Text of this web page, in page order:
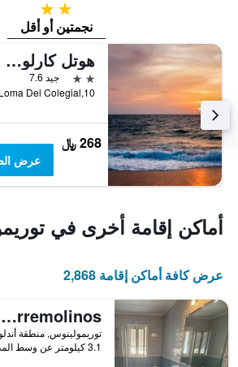
2 نجمتين
نجمتين أو أقل
هوتل كارلوس وان
2 نجمتين
جيد 7.6
268 ﷼
عرض
أماكن إقامة أخرى في
عرض كافة أماكن إقامة 2,868
Gran villa en Torremolinos
3.1 كيلومتر عن وسط المدينة